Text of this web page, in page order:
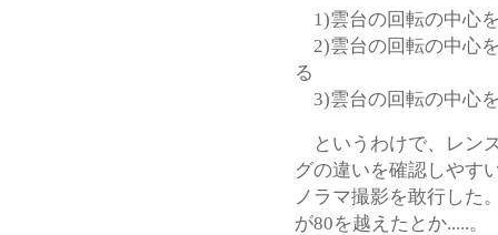
1)雲台の回転の中心
2)雲台の回転の中心
る
3)雲台の回転の中心
というわけで、レン
グの違いを確認しやす
ノラマ撮影を敢行した
が80を越えたとか.....。